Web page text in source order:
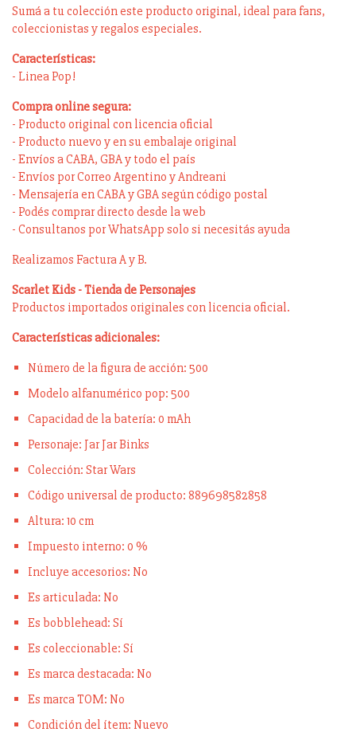
Sumá a tu colección este producto original, ideal para fans,
coleccionistas y regalos especiales.
Características:
- Linea Pop!
Compra online segura:
- Producto original con licencia oficial
- Producto nuevo y en su embalaje original
- Envíos a CABA, GBA y todo el país
- Envíos por Correo Argentino y Andreani
- Mensajería en CABA y GBA según código postal
- Podés comprar directo desde la web
- Consultanos por WhatsApp solo si necesitás ayuda
Realizamos Factura A y B.
Scarlet Kids - Tienda de Personajes
Productos importados originales con licencia oficial.
Características adicionales:
Número de la figura de acción: 500
Modelo alfanumérico pop: 500
Capacidad de la batería: 0 mAh
Personaje: Jar Jar Binks
Colección: Star Wars
Código universal de producto: 889698582858
Altura: 10 cm
Impuesto interno: 0 %
Incluye accesorios: No
Es articulada: No
Es bobblehead: Sí
Es coleccionable: Sí
Es marca destacada: No
Es marca TOM: No
Condición del ítem: Nuevo